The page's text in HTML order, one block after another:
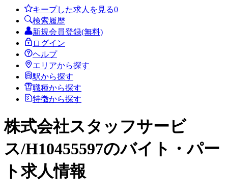
キープした求人を見る0
検索履歴
新規会員登録(無料)
ログイン
ヘルプ
エリアから探す
駅から探す
職種から探す
特徴から探す
株式会社スタッフサービ
ス/H10455597のバイト・パー
ト求人情報